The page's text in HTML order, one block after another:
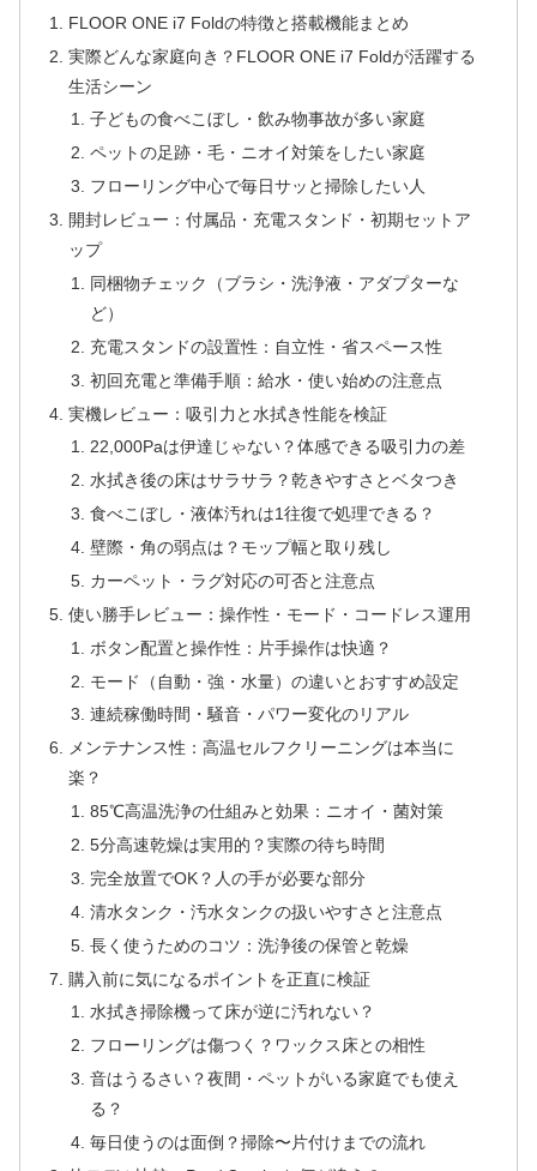
FLOOR ONE i7 Foldの特徴と搭載機能まとめ
実際どんな家庭向き？FLOOR ONE i7 Foldが活躍する
生活シーン
子どもの食べこぼし・飲み物事故が多い家庭
ペットの足跡・毛・ニオイ対策をしたい家庭
フローリング中心で毎日サッと掃除したい人
開封レビュー：付属品・充電スタンド・初期セットア
ップ
同梱物チェック（ブラシ・洗浄液・アダプターな
ど）
充電スタンドの設置性：自立性・省スペース性
初回充電と準備手順：給水・使い始めの注意点
実機レビュー：吸引力と水拭き性能を検証
22,000Paは伊達じゃない？体感できる吸引力の差
水拭き後の床はサラサラ？乾きやすさとベタつき
食べこぼし・液体汚れは1往復で処理できる？
壁際・角の弱点は？モップ幅と取り残し
カーペット・ラグ対応の可否と注意点
使い勝手レビュー：操作性・モード・コードレス運用
ボタン配置と操作性：片手操作は快適？
モード（自動・強・水量）の違いとおすすめ設定
連続稼働時間・騒音・パワー変化のリアル
メンテナンス性：高温セルフクリーニングは本当に
楽？
85℃高温洗浄の仕組みと効果：ニオイ・菌対策
5分高速乾燥は実用的？実際の待ち時間
完全放置でOK？人の手が必要な部分
清水タンク・汚水タンクの扱いやすさと注意点
長く使うためのコツ：洗浄後の保管と乾燥
購入前に気になるポイントを正直に検証
水拭き掃除機って床が逆に汚れない？
フローリングは傷つく？ワックス床との相性
音はうるさい？夜間・ペットがいる家庭でも使え
る？
毎日使うのは面倒？掃除〜片付けまでの流れ